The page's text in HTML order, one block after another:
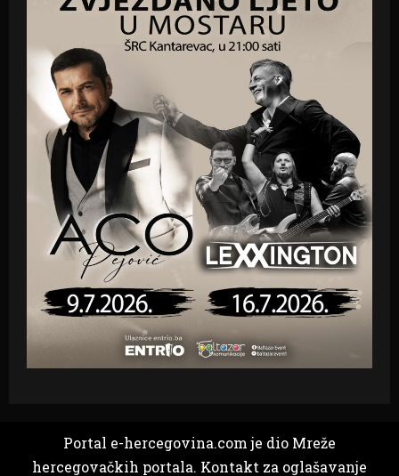
Portal e-hercegovina.com je dio Mreže
hercegovačkih portala. Kontakt za oglašavanje